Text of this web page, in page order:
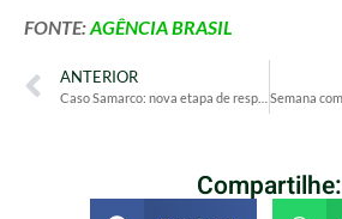
FONTE:AGÊNCIA BRASIL
ANTERIOR
Compartilhe: